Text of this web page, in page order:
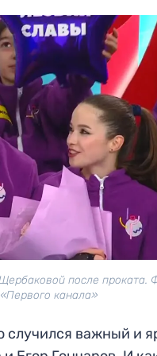
после проката.
канала»
случился важный и